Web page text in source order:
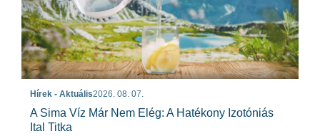
Hírek - Aktuális2026. 08. 07.
A Sima Víz Már Nem Elég: A Hatékony Izotóniás
Ital Titka